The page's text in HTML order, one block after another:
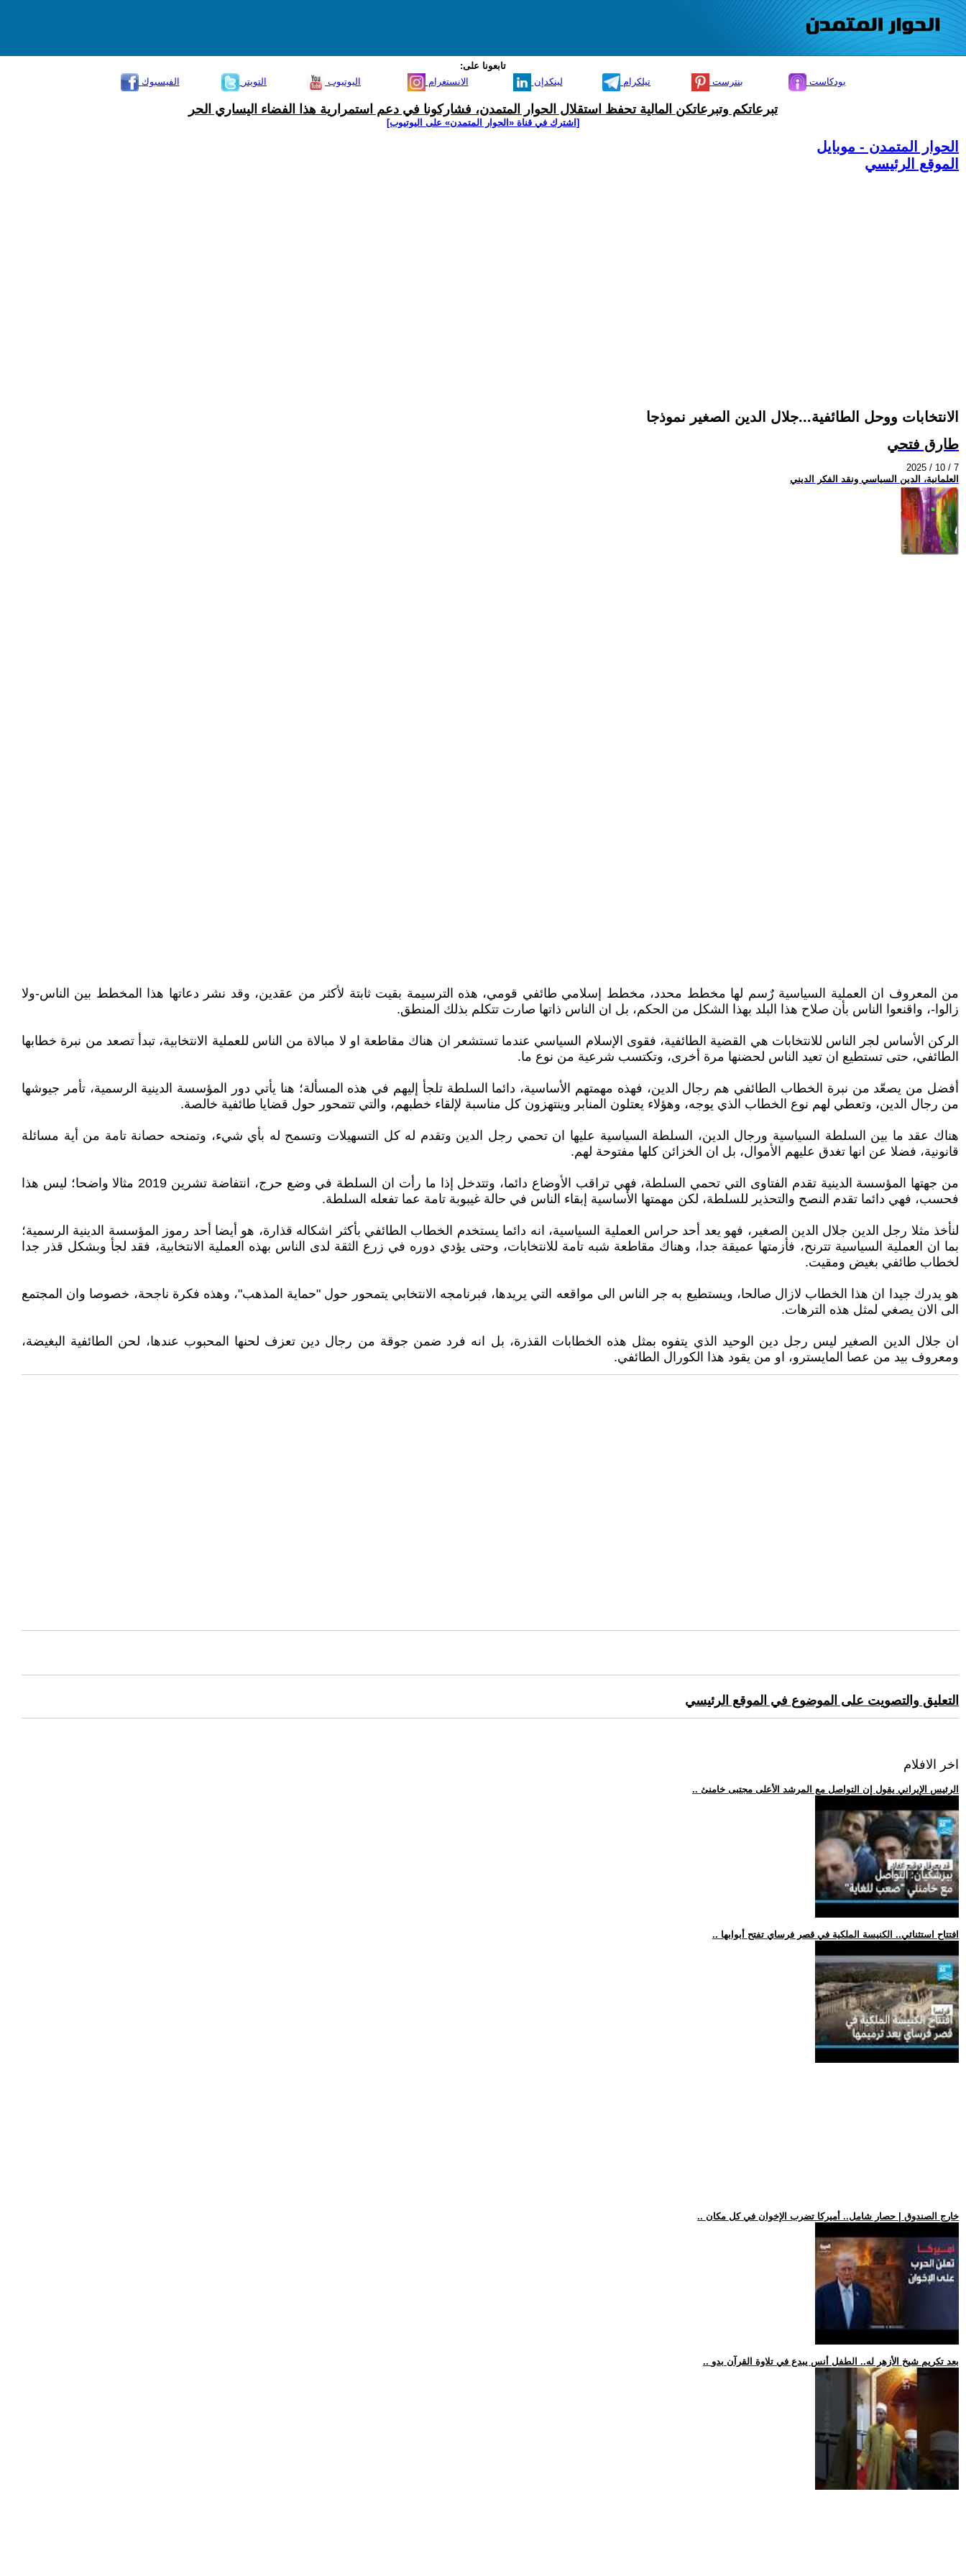
تابعونا على:
الفيسبوك
التويتر اليوتيوب الانستغرام لينكدإن تيلكرام بنترست بودكاست
تبرعاتكم وتبرعاتكن المالية تحفظ استقلال الحوار المتمدن، فشاركونا في دعم استمرارية هذا الفضاء اليساري الحر
[اشترك في قناة ‫«الحوار المتمدن» على اليوتيوب]
الحوار المتمدن - موبايل
الموقع الرئيسي
الانتخابات ووحل الطائفية...جلال الدين الصغير نموذجا
طارق فتحي
2025 / 10 / 7
العلمانية، الدين السياسي ونقد الفكر الديني
من المعروف ان العملية السياسية رٌسم لها مخطط محدد، مخطط إسلامي طائفي قومي، هذه الترسيمة بقيت ثابتة لأكثر من عقدين، وقد نشر دعاتها هذا المخطط بين الناس-ولا
زالوا-، واقنعوا الناس بأن صلاح هذا البلد بهذا الشكل من الحكم، بل ان الناس ذاتها صارت تتكلم بذلك المنطق.
الركن الأساس لجر الناس للانتخابات هي القضية الطائفية، فقوى الإسلام السياسي عندما تستشعر ان هناك مقاطعة او لا مبالاة من الناس للعملية الانتخابية، تبدأ تصعد من نبرة خطابها
الطائفي، حتى تستطيع ان تعيد الناس لحضنها مرة أخرى، وتكتسب شرعية من نوع ما.
أفضل من يصعّد من نبرة الخطاب الطائفي هم رجال الدين، فهذه مهمتهم الأساسية، دائما السلطة تلجأ إليهم في هذه المسألة؛ هنا يأتي دور المؤسسة الدينية الرسمية، تأمر جيوشها
من رجال الدين، وتعطي لهم نوع الخطاب الذي يوجه، وهؤلاء يعتلون المنابر وينتهزون كل مناسبة لإلقاء خطبهم، والتي تتمحور حول قضايا طائفية خالصة.
هناك عقد ما بين السلطة السياسية ورجال الدين، السلطة السياسية عليها ان تحمي رجل الدين وتقدم له كل التسهيلات وتسمح له بأي شيء، وتمنحه حصانة تامة من أية مسائلة
قانونية، فضلا عن انها تغدق عليهم الأموال، بل ان الخزائن كلها مفتوحة لهم.
من جهتها المؤسسة الدينية تقدم الفتاوى التي تحمي السلطة، فهي تراقب الأوضاع دائما، وتتدخل إذا ما رأت ان السلطة في وضع حرج، انتفاضة تشرين 2019 مثالا واضحا؛ ليس هذا
فحسب، فهي دائما تقدم النصح والتحذير للسلطة، لكن مهمتها الأساسية إبقاء الناس في حالة غيبوبة تامة عما تفعله السلطة.
لنأخذ مثلا رجل الدين جلال الدين الصغير، فهو يعد أحد حراس العملية السياسية، انه دائما يستخدم الخطاب الطائفي بأكثر اشكاله قذارة، هو أيضا أحد رموز المؤسسة الدينية الرسمية؛
بما ان العملية السياسية تترنح، فأزمتها عميقة جدا، وهناك مقاطعة شبه تامة للانتخابات، وحتى يؤدي دوره في زرع الثقة لدى الناس بهذه العملية الانتخابية، فقد لجأ وبشكل قذر جدا
لخطاب طائفي بغيض ومقيت.
هو يدرك جيدا ان هذا الخطاب لازال صالحا، ويستطيع به جر الناس الى مواقعه التي يريدها، فبرنامجه الانتخابي يتمحور حول "حماية المذهب"، وهذه فكرة ناجحة، خصوصا وان المجتمع
الى الان يصغي لمثل هذه الترهات.
ان جلال الدين الصغير ليس رجل دين الوحيد الذي يتفوه بمثل هذه الخطابات القذرة، بل انه فرد ضمن جوقة من رجال دين تعزف لحنها المحبوب عندها، لحن الطائفية البغيضة،
ومعروف بيد من عصا المايسترو، او من يقود هذا الكورال الطائفي.
التعليق والتصويت على الموضوع في الموقع الرئيسي
اخر الافلام
.. الرئيس الإيراني يقول إن التواصل مع المرشد الأعلى مجتبى خامنئ
.. افتتاح استثنائي.. الكنيسة الملكية في قصر فرساي تفتح أبوابها
.. خارج الصندوق | حصار شامل.. أميركا تضرب الإخوان في كل مكان
.. بعد تكريم شيخ الأزهر له.. الطفل أنس يبدع في تلاوة القرآن بدو